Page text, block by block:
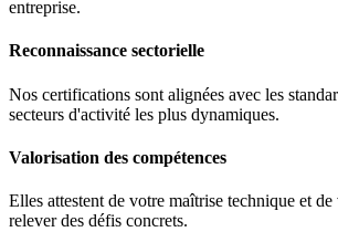
entreprise.
Reconnaissance sectorielle
Nos certifications sont alignées avec les
secteurs d'activité les plus dynamiques.
Valorisation des compétences
Elles attestent de votre maîtrise technique et de
relever des défis concrets.